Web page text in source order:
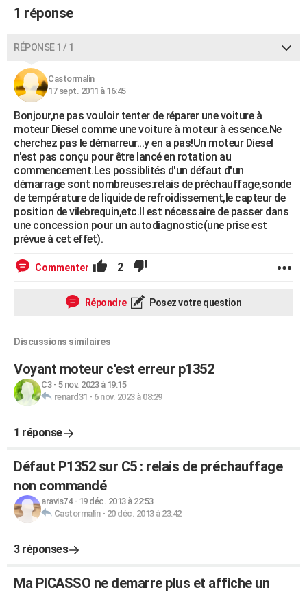
1 réponse
RÉPONSE 1 / 1
Castormalin
17 sept. 2011 à 16:45
Bonjour,ne pas vouloir tenter de réparer une voiture à
moteur Diesel comme une voiture à moteur à essence.Ne
cherchez pas le démarreur...y en a pas!Un moteur Diesel
n'est pas conçu pour être lancé en rotation au
commencement.Les possiblités d'un défaut d'un
démarrage sont nombreuses:relais de préchauffage,sonde
de température de liquide de refroidissement,le capteur de
position de vilebrequin,etc.Il est nécessaire de passer dans
une concession pour un autodiagnostic(une prise est
prévue à cet effet).
Commenter 2
Répondre Posez votre question
Discussions similaires
Voyant moteur c'est erreur p1352
C3- 5 nov. 2023 à 19:15
renard31 - 6 nov. 2023 à 08:29
1 réponse
Défaut P1352 sur C5 : relais de préchauffage
non commandé
aravis74- 19 déc. 2013 à 22:53
Castormalin- 20 déc. 2013 à 23:42
3 réponses
Ma PICASSO ne demarre plus et affiche un